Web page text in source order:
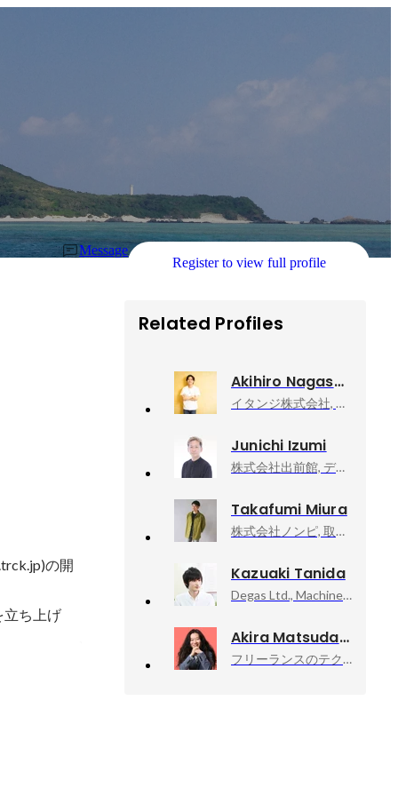
Message
Register to view full profile
の開
立ち上げ
Related Profiles
Akihiro Nagashima
イタンジ株式会社, 代表取締役 CEO
Junichi Izumi
株式会社出前館, デザイン推進部 部長
Takafumi Miura
株式会社ノンピ, 取締役
Kazuaki Tanida
Degas Ltd., Machine Learning Scientist
Akira Matsuda
フリーランスのテクニカルアドバイザー業, 技術顧問